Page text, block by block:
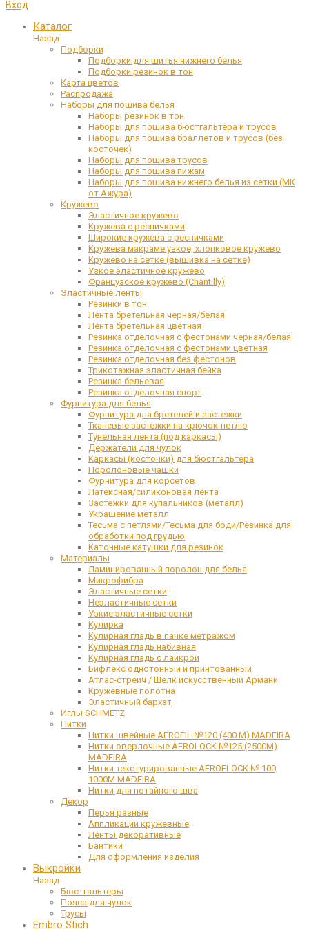
Вход
Каталог
Назад
Подборки
Подборки для шитья нижнего белья
Подборки резинок в тон
Карта цветов
Распродажа
Наборы для пошива белья
Наборы резинок в тон
Наборы для пошива бюстгальтера и трусов
Наборы для пошива браллетов и трусов (без
косточек)
Наборы для пошива трусов
Наборы для пошива пижам
Наборы для пошива нижнего белья из сетки (МК
от Ажура)
Кружево
Эластичное кружево
Кружева с ресничками
Широкие кружева с ресничками
Кружева макраме узкое, хлопковое кружево
Кружево на сетке (вышивка на сетке)
Узкое эластичное кружево
Французское кружево (Chantilly)
Эластичные ленты
Резинки в тон
Лента бретельная черная/белая
Лента бретельная цветная
Резинка отделочная с фестонами черная/белая
Резинка отделочная с фестонами цветная
Резинка отделочная без фестонов
Трикотажная эластичная бейка
Резинка бельевая
Резинка отделочная спорт
Фурнитура для белья
Фурнитура для бретелей и застежки
Тканевые застежки на крючок-петлю
Тунельная лента (под каркасы)
Держатели для чулок
Каркасы (косточки) для бюстгальтера
Поролоновые чашки
Фурнитура для корсетов
Латексная/силиконовая лента
Застежки для купальников (металл)
Украшение металл
Тесьма с петлями/Тесьма для боди/Резинка для
обработки под грудью
Катонные катушки для резинок
Материалы
Ламинированный поролон для белья
Микрофибра
Эластичные сетки
Неэластичные сетки
Узкие эластичные сетки
Кулирка
Кулирная гладь в пачке метражом
Кулирная гладь набивная
Кулирная гладь с лайкрой
Бифлекс однотонный и принтованный
Атлас-стрейч / Шелк искусственный Армани
Кружевные полотна
Эластичный бархат
Иглы SCHMETZ
Нитки
Нитки швейные AEROFIL №120 (400 М) MADEIRA
Нитки оверлочные AEROLOCK №125 (2500М)
MADEIRA
Нитки текстурированные AEROFLOCK № 100,
1000М MADEIRA
Нитки для потайного шва
Декор
Перья разные
Аппликации кружевные
Ленты декоративные
Бантики
Для оформления изделия
Выкройки
Назад
Бюстгальтеры
Пояса для чулок
Трусы
Embro Stich